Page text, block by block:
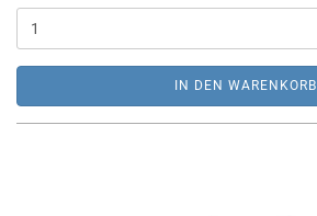
IN DEN WARENKORB